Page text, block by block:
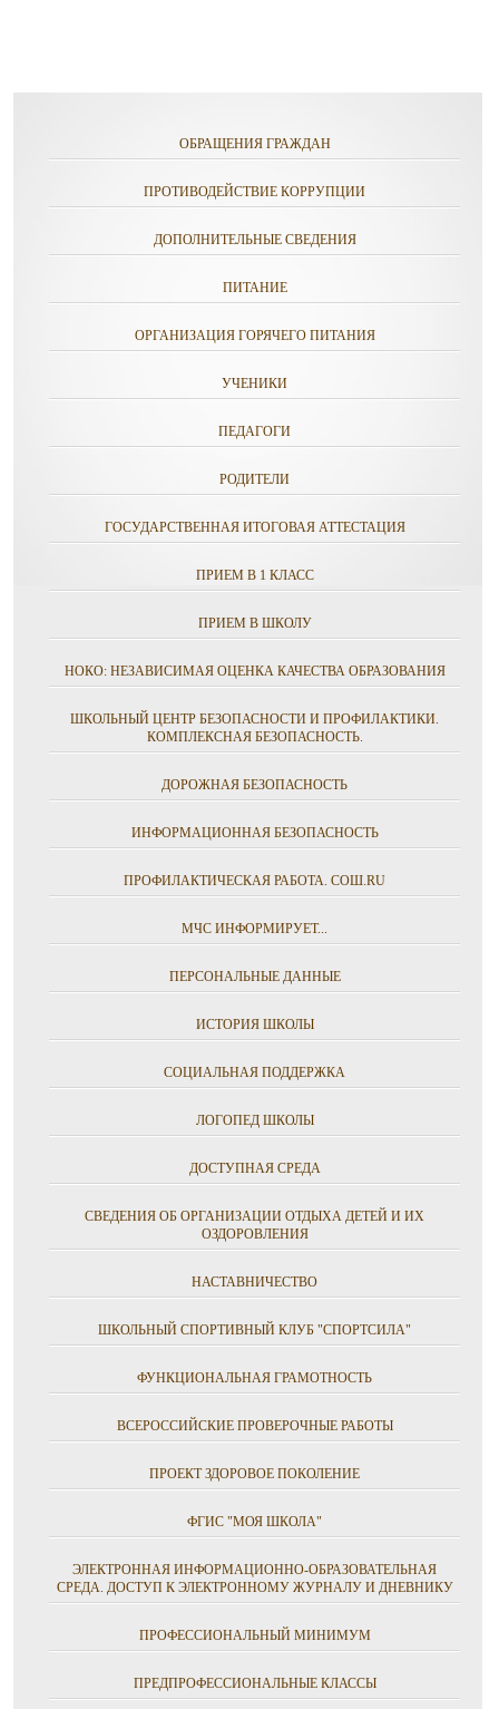
ОБРАЩЕНИЯ ГРАЖДАН
ПРОТИВОДЕЙСТВИЕ КОРРУПЦИИ
ДОПОЛНИТЕЛЬНЫЕ СВЕДЕНИЯ
ПИТАНИЕ
ОРГАНИЗАЦИЯ ГОРЯЧЕГО ПИТАНИЯ
УЧЕНИКИ
ПЕДАГОГИ
РОДИТЕЛИ
ГОСУДАРСТВЕННАЯ ИТОГОВАЯ АТТЕСТАЦИЯ
ПРИЕМ В 1 КЛАСС
ПРИЕМ В ШКОЛУ
НОКО: НЕЗАВИСИМАЯ ОЦЕНКА КАЧЕСТВА ОБРАЗОВАНИЯ
ШКОЛЬНЫЙ ЦЕНТР БЕЗОПАСНОСТИ И ПРОФИЛАКТИКИ.
КОМПЛЕКСНАЯ БЕЗОПАСНОСТЬ.
ДОРОЖНАЯ БЕЗОПАСНОСТЬ
ИНФОРМАЦИОННАЯ БЕЗОПАСНОСТЬ
ПРОФИЛАКТИЧЕСКАЯ РАБОТА. СОШ.RU
МЧС ИНФОРМИРУЕТ...
ПЕРСОНАЛЬНЫЕ ДАННЫЕ
ИСТОРИЯ ШКОЛЫ
СОЦИАЛЬНАЯ ПОДДЕРЖКА
ЛОГОПЕД ШКОЛЫ
ДОСТУПНАЯ СРЕДА
СВЕДЕНИЯ ОБ ОРГАНИЗАЦИИ ОТДЫХА ДЕТЕЙ И ИХ
ОЗДОРОВЛЕНИЯ
НАСТАВНИЧЕСТВО
ШКОЛЬНЫЙ СПОРТИВНЫЙ КЛУБ "СПОРТСИЛА"
ФУНКЦИОНАЛЬНАЯ ГРАМОТНОСТЬ
ВСЕРОССИЙСКИЕ ПРОВЕРОЧНЫЕ РАБОТЫ
ПРОЕКТ ЗДОРОВОЕ ПОКОЛЕНИЕ
ФГИС "МОЯ ШКОЛА"
ЭЛЕКТРОННАЯ ИНФОРМАЦИОННО-ОБРАЗОВАТЕЛЬНАЯ
СРЕДА. ДОСТУП К ЭЛЕКТРОННОМУ ЖУРНАЛУ И ДНЕВНИКУ
ПРОФЕССИОНАЛЬНЫЙ МИНИМУМ
ПРЕДПРОФЕССИОНАЛЬНЫЕ КЛАССЫ